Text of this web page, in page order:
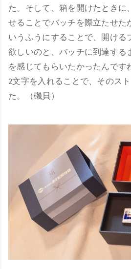
た。そして、箱を開けたときに
せることでバッチを際立たせた
いうふうにすることで、開ける
欲しいのと、バッチに到達する
を感じてもらいたかったんです
2文字を入れることで、そのス
た。（磯貝）